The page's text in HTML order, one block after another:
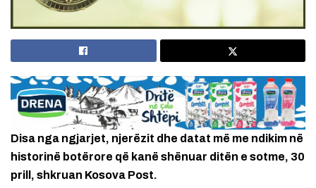
Disa nga ngjarjet, njerëzit dhe datat më me ndikim në
historinë botërore që kanë shënuar ditën e sotme, 30
prill, shkruan Kosova Post.